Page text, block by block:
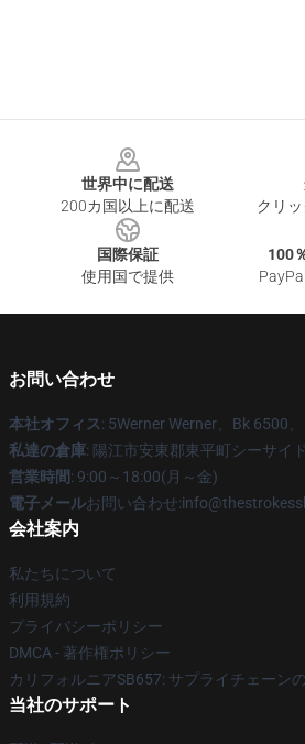
世界中に配送
200カ国以上に配送
クリ
国際保証
使用国で提供
100
お問い合わせ
本社オフィス: 5Werner Werner、Bk 6500
私達の倉庫: 陽江市安東郡東平町シーサイ
営業時間: 9:00～18:00(月～金)
電子メールお問い合わせ
会社案内
私たちについて
利用規約
プライバシーポリシー
DMCA - 著作権ポリシー
カリフォルニアSB657: サプライチェーン
当社のサポート